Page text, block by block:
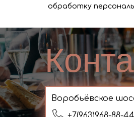
Заявка
обработку
Воробьёвское